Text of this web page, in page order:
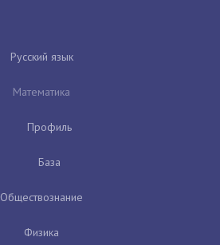
Русский язык
Математика
Профиль
База
Обществознание
Физика